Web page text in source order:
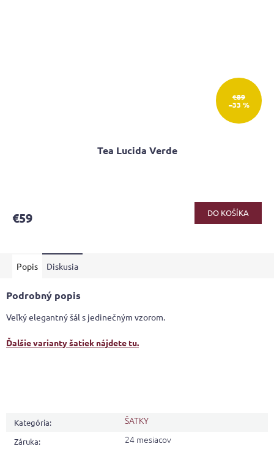
€89
–33 %
Tea Lucida Verde
je
hviezdičiek.
€59 DO KOŠÍKA
Popis Diskusia
Podrobný popis
Veľký elegantný šál s jedinečným vzorom.
Ďalšie varianty šatiek nájdete tu.
Kategória: ŠATKY
Záruka: 24 mesiacov